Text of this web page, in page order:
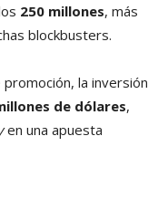
250 millones, más
blockbusters.
la inversión
de dólares,
en una apuesta